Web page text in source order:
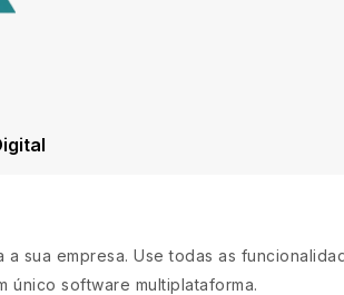
sua empresa. Use todas as
único software multiplataforma.